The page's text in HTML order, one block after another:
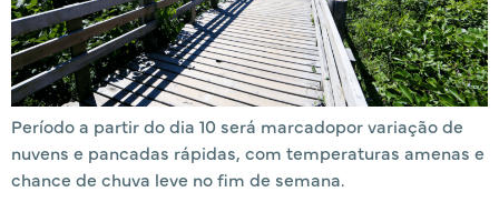
Período a partir do dia 10 será marcadopor variação de
nuvens e pancadas rápidas, com temperaturas amenas e
chance de chuva leve no fim de semana.